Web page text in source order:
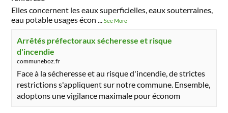
Elles concernent les eaux superficielles, eaux souterraines,
eau potable usages écon ...See More
Arrêtés préfectoraux sécheresse et risque
d'incendie
communeboz.fr
Face à la sécheresse et au risque d'incendie, de strictes
restrictions s'appliquent sur notre commune. Ensemble,
adoptons une vigilance maximale pour économ